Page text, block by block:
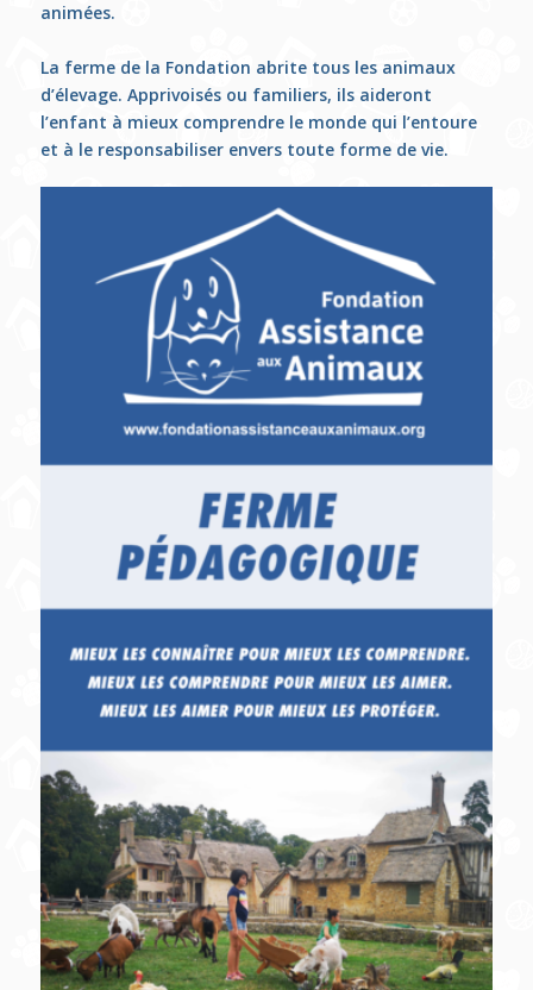
animées.
La ferme de la Fondation abrite tous les animaux
d’élevage. Apprivoisés ou familiers, ils aideront
l’enfant à mieux comprendre le monde qui l’entoure
et à le responsabiliser envers toute forme de vie.